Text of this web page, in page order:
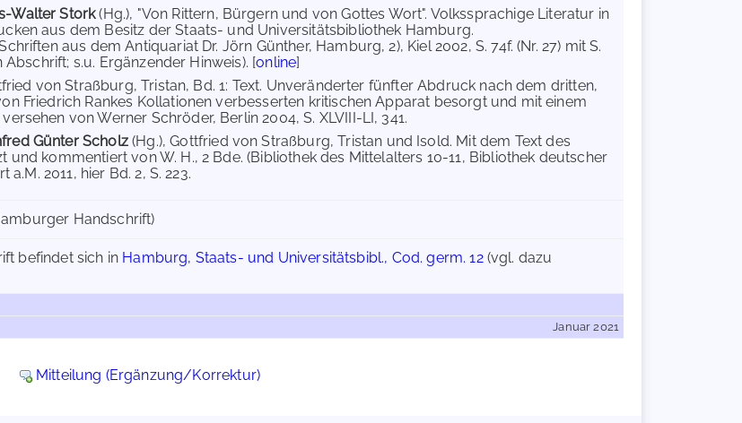
Walter Stork(Hg.), "Von Rittern, Bürgern und von Gottes Wort". Volkssprachige Literatur in
aus dem Besitz der Staats- und Universitätsbibliothek Hamburg.
aus dem Antiquariat Dr. Jörn Günther, Hamburg, 2), Kiel 2002, S. 74f. (Nr. 27) mit S.
Abschrift; s.u. Ergänzender Hinweis). [online]
von Straßburg, Tristan, Bd. 1: Text. Unveränderter fünfter Abdruck nach dem dritten,
Friedrich Rankes Kollationen verbesserten kritischen Apparat besorgt und mit einem
von Werner Schröder, Berlin 2004, S. XLVIII-LI, 341.
Günter Scholz(Hg.), Gottfried von Straßburg, Tristan und Isold. Mit dem Text des
und kommentiert von W. H., 2 Bde. (Bibliothek des Mittelalters 10-11, Bibliothek deutscher
a.M. 2011, hier Bd. 2, S. 223.
Handschrift)
befindet sich in Hamburg, Staats- und Universitätsbibl., Cod. germ. 12(vgl. dazu
Januar 2021
Mitteilung (Ergänzung/Korrektur)